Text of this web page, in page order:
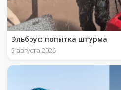
Эльбрус: попытка штурма
5 августа 2026